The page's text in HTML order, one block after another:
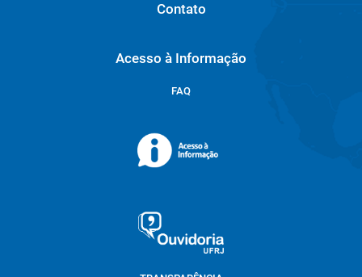
Contato
Acesso à Informação
FAQ